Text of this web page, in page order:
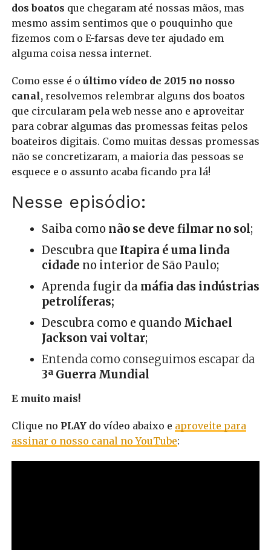
dos boatos que chegaram até nossas mãos, mas
mesmo assim sentimos que o pouquinho que
fizemos com o E-farsas deve ter ajudado em
alguma coisa nessa internet.
Como esse é o último vídeo de 2015 no nosso
canal,resolvemos relembrar alguns dos boatos
que circularam pela web nesse ano e aproveitar
para cobrar algumas das promessas feitas pelos
boateiros digitais. Como muitas dessas promessas
não se concretizaram, a maioria das pessoas se
esquece e o assunto acaba ficando pra lá!
Nesse episódio:
Saiba como não se deve filmar no sol;
Descubra que Itapira é uma linda
cidade no interior de São Paulo;
Aprenda fugir da máfia das indústrias
petrolíferas;
Descubra como e quando Michael
Jackson vai voltar;
Entenda como conseguimos escapar da
3ª Guerra Mundial
E muito mais!
Clique no PLAYdo vídeo abaixo e aproveite para
assinar o nosso canal no YouTube: